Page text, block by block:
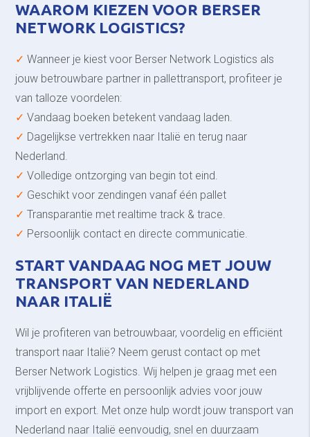
WAAROM KIEZEN VOOR BERSER
NETWORK LOGISTICS?
✓ Wanneer je kiest voor Berser Network Logistics als
jouw betrouwbare partner in pallettransport, profiteer je
van talloze voordelen:
✓ Vandaag boeken betekent vandaag laden.
✓ Dagelijkse vertrekken naar Italië en terug naar
Nederland.
✓ Volledige ontzorging van begin tot eind.
✓ Geschikt voor zendingen vanaf één pallet
✓ Transparantie met realtime track & trace.
✓ Persoonlijk contact en directe communicatie.
START VANDAAG NOG MET JOUW
TRANSPORT VAN NEDERLAND
NAAR ITALIË
Wil je profiteren van betrouwbaar, voordelig en efficiënt
transport naar Italië? Neem gerust contact op met
Berser Network Logistics. Wij helpen je graag met een
vrijblijvende offerte en persoonlijk advies voor jouw
import en export. Met onze hulp wordt jouw transport van
Nederland naar Italië eenvoudig, snel en duurzaam